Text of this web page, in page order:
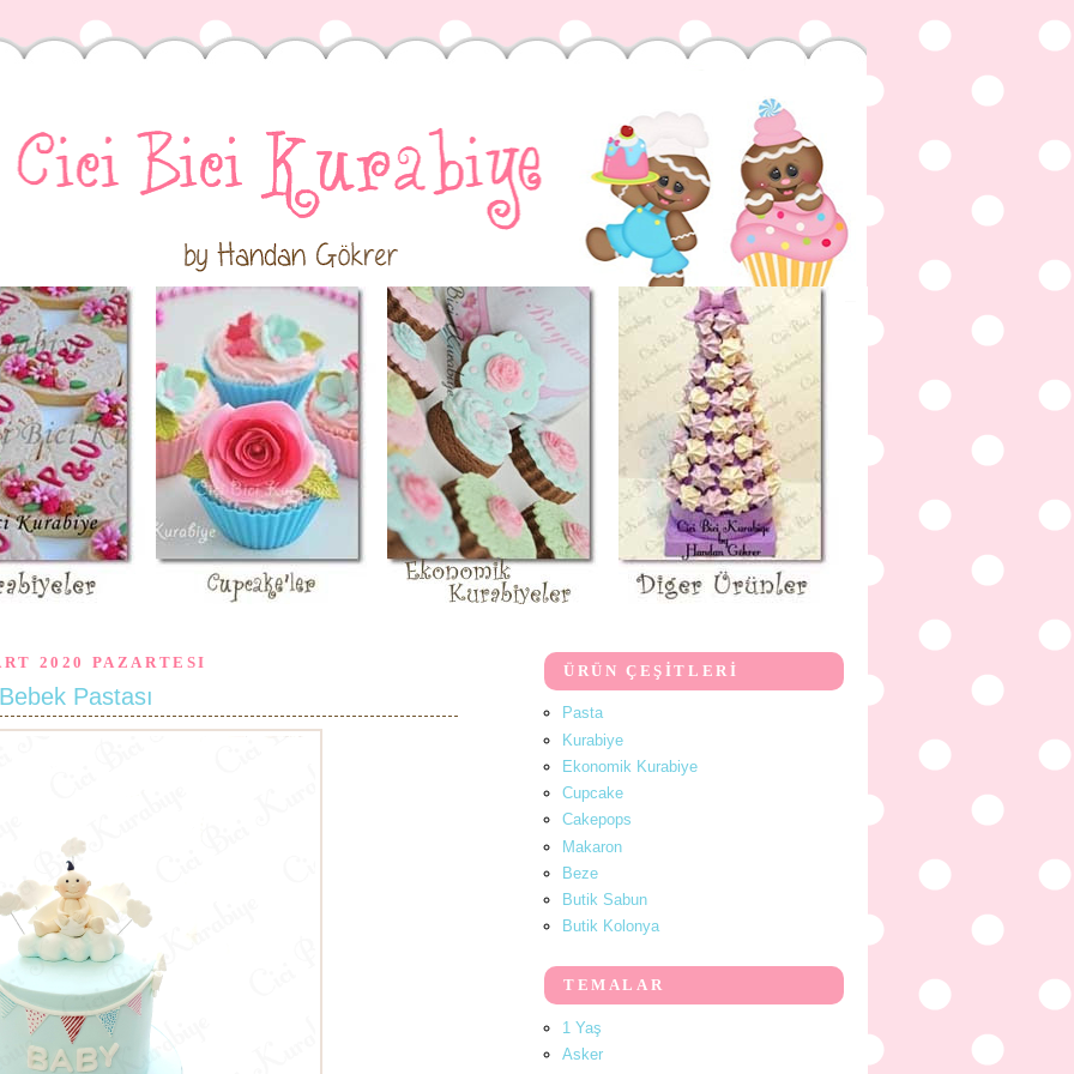
2020 PAZARTESI
Pastası
ÜRÜN ÇEŞİTLERİ
Pasta
Kurabiye
Ekonomik Kurabiye
Cupcake
Cakepops
Makaron
Beze
Butik Sabun
Butik Kolonya
TEMALAR
1 Yaş
Asker